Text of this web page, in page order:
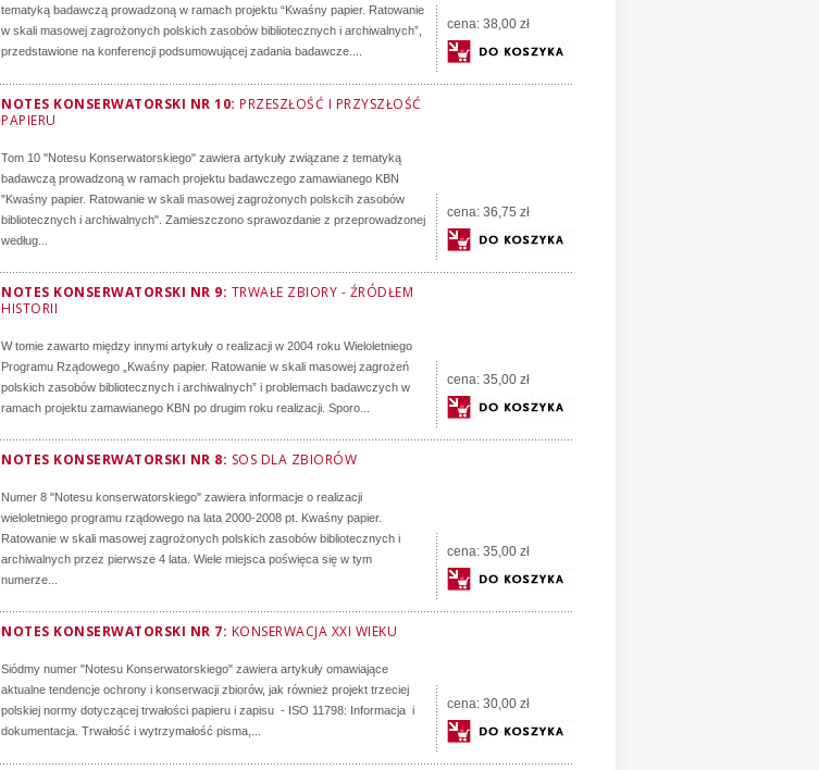
tematyką badawczą prowadzoną w ramach projektu “Kwaśny papier. Ratowanie
w skali masowej zagrożonych polskich zasobów bibliotecznych i archiwalnych”,
przedstawione na konferencji podsumowującej zadania badawcze....
cena: 38,00 zł
NOTES KONSERWATORSKI NR 10: PRZESZŁOŚĆ I PRZYSZŁOŚĆ
PAPIERU
Tom 10 "Notesu Konserwatorskiego" zawiera artykuły związane z tematyką
badawczą prowadzoną w ramach projektu badawczego zamawianego KBN
"Kwaśny papier. Ratowanie w skali masowej zagrożonych polskcih zasobów
bibliotecznych i archiwalnych". Zamieszczono sprawozdanie z przeprowadzonej
według...
cena: 36,75 zł
NOTES KONSERWATORSKI NR 9: TRWAŁE ZBIORY - ŹRÓDŁEM
HISTORII
W tomie zawarto między innymi artykuły o realizacji w 2004 roku Wieloletniego
Programu Rządowego „Kwaśny papier. Ratowanie w skali masowej zagrożeń
polskich zasobów bibliotecznych i archiwalnych” i problemach badawczych w
ramach projektu zamawianego KBN po drugim roku realizacji. Sporo...
cena: 35,00 zł
NOTES KONSERWATORSKI NR 8: SOS DLA ZBIORÓW
Numer 8 "Notesu konserwatorskiego" zawiera informacje o realizacji
wieloletniego programu rządowego na lata 2000-2008 pt. Kwaśny papier.
Ratowanie w skali masowej zagrożonych polskich zasobów bibliotecznych i
archiwalnych przez pierwsze 4 lata. Wiele miejsca poświęca się w tym
numerze...
cena: 35,00 zł
NOTES KONSERWATORSKI NR 7: KONSERWACJA XXI WIEKU
Siódmy numer "Notesu Konserwatorskiego" zawiera artykuły omawiające
aktualne tendencje ochrony i konserwacji zbiorów, jak również projekt trzeciej
polskiej normy dotyczącej trwałości papieru i zapisu - ISO 11798: Informacja i
dokumentacja. Trwałość i wytrzymałość pisma,...
cena: 30,00 zł